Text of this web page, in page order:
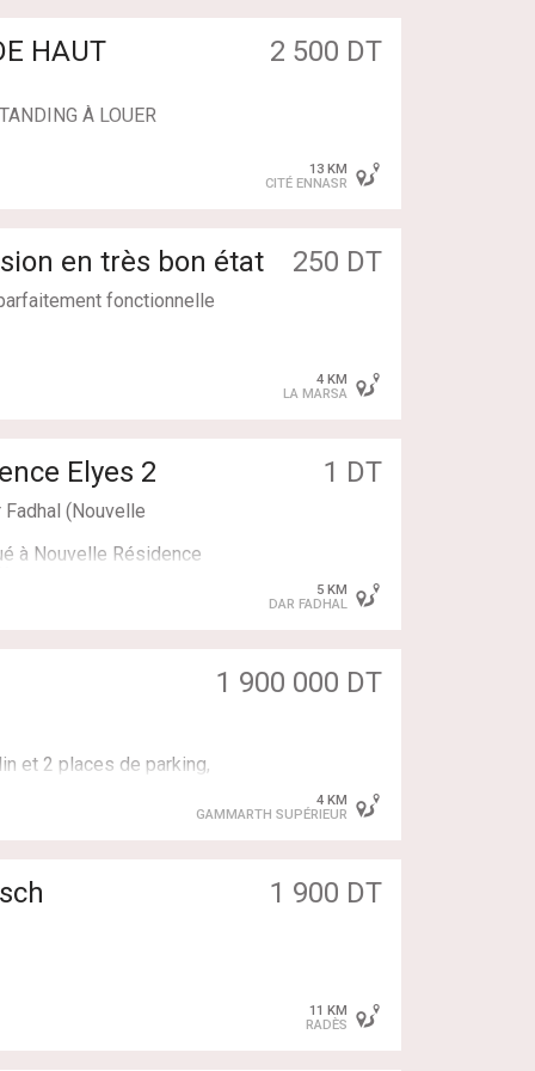
au GRAND TUNIS
contacter par téléphone
HAUT
2 500 DT
À LOUER
quartier résidentiel
deux salons)
MON RÉSEAU
26 280 001
13 KM
CITÉ ENNASR
en très bon état 250 DT
fonctionnelle
4 KM
LA MARSA
Elyes 2 1 DT
(Nouvelle
à Nouvelle Résidence
visite :
5 KM
DAR FADHAL
1 900 000 DT
et 2 places de parking,
cuisine spacieuse,
4 KM
GAMMARTH SUPÉRIEUR
1 900 DT
11 KM
RADÈS